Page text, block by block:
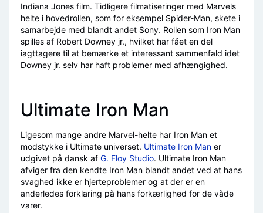
Indiana Jones film. Tidligere filmatiseringer med Marvels
helte i hovedrollen, som for eksempel Spider-Man, skete i
samarbejde med blandt andet Sony. Rollen som Iron Man
spilles af Robert Downey jr., hvilket har fået en del
iagttagere til at bemærke et interessant sammenfald idet
Downey jr. selv har haft problemer med afhængighed.
Ultimate Iron Man
Ligesom mange andre Marvel-helte har Iron Man et
modstykke i Ultimate universet. Ultimate Iron Man er
udgivet på dansk af G. Floy Studio. Ultimate Iron Man
afviger fra den kendte Iron Man blandt andet ved at hans
svaghed ikke er hjerteproblemer og at der er en
anderledes forklaring på hans forkærlighed for de våde
varer.